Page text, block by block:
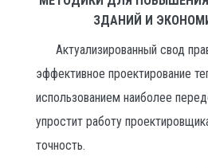
ЗДАНИЙ И
Актуализированный свод
эффективное проектирование
использованием наиболее
упростит работу
точность.